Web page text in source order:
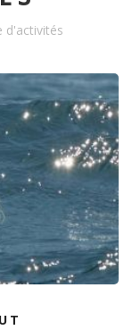
d'activités